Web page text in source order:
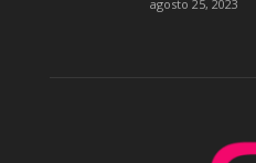
agosto 25, 2023